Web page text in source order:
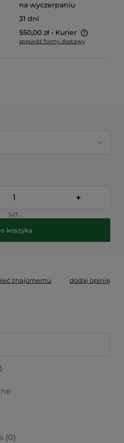
na wyczerpaniu
31 dni
550,00 zł - Kurier
kosztów płatności
sprawdź formy dostawy
+
szt.
koszyka
znajomemu
dodaj opinię
(0)